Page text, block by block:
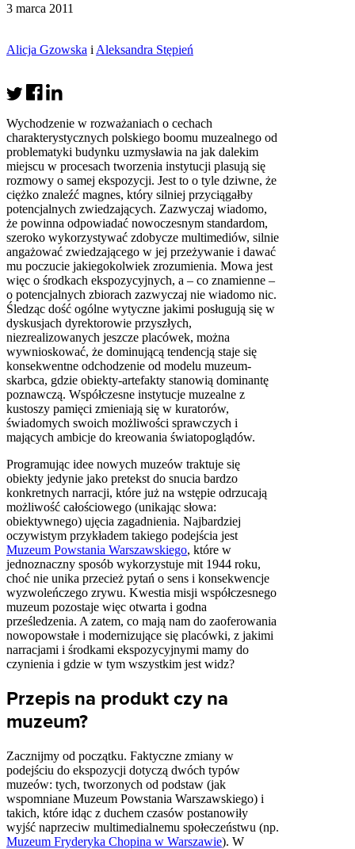
3 marca 2011
Alicja Gzowska i Aleksandra Stępień
Wychodzenie w rozważaniach o cechach
charakterystycznych polskiego boomu muzealnego od
problematyki budynku uzmysławia na jak dalekim
miejscu w procesach tworzenia instytucji plasują się
rozmowy o samej ekspozycji. Jest to o tyle dziwne, że
ciężko znaleźć magnes, który silniej przyciągałby
potencjalnych zwiedzających. Zazwyczaj wiadomo,
że powinna odpowiadać nowoczesnym standardom,
szeroko wykorzystywać zdobycze multimediów, silnie
angażować zwiedzającego w jej przeżywanie i dawać
mu poczucie jakiegokolwiek zrozumienia. Mowa jest
więc o środkach ekspozycyjnych, a – co znamienne –
o potencjalnych zbiorach zazwyczaj nie wiadomo nic.
Śledząc dość ogólne wytyczne jakimi posługują się w
dyskusjach dyrektorowie przyszłych,
niezrealizowanych jeszcze placówek, można
wywnioskować, że dominującą tendencją staje się
konsekwentne odchodzenie od modelu muzeum-
skarbca, gdzie obiekty-artefakty stanowią dominantę
poznawczą. Współczesne instytucje muzealne z
kustoszy pamięci zmieniają się w kuratorów,
świadomych swoich możliwości sprawczych i
mających ambicje do kreowania światopoglądów.
Programując idee nowych muzeów traktuje się
obiekty jedynie jako pretekst do snucia bardzo
konkretnych narracji, które już na wstępie odrzucają
możliwość całościowego (unikając słowa:
obiektywnego) ujęcia zagadnienia. Najbardziej
oczywistym przykładem takiego podejścia jest
Muzeum Powstania Warszawskiego, które w
jednoznaczny sposób wykorzystuje mit 1944 roku,
choć nie unika przecież pytań o sens i konsekwencje
wyzwoleńczego zrywu. Kwestia misji współczesnego
muzeum pozostaje więc otwarta i godna
prześledzenia. A zatem, co mają nam do zaoferowania
nowopowstałe i modernizujące się placówki, z jakimi
narracjami i środkami ekspozycyjnymi mamy do
czynienia i gdzie w tym wszystkim jest widz?
Przepis na produkt czy na
muzeum?
Zacznijmy od początku. Faktyczne zmiany w
podejściu do ekspozycji dotyczą dwóch typów
muzeów: tych, tworzonych od podstaw (jak
wspomniane Muzeum Powstania Warszawskiego) i
takich, które idąc z duchem czasów postanowiły
wyjść naprzeciw multimedialnemu społeczeństwu (np.
Muzeum Fryderyka Chopina w Warszawie). W